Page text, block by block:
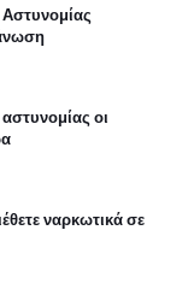
οι
ναρκωτικά σε